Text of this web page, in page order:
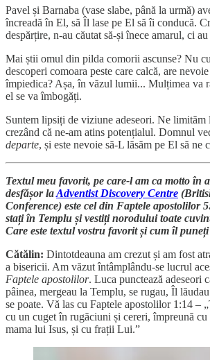
Pavel și Barnaba (vase slabe, până la urmă)
încreadă în El, să Îl lase pe El să îi conducă.
despărțire, n-au căutat să-și înece amarul, ci
Mai știi omul din pilda comorii ascunse? Nu
descoperi comoara peste care calcă, are
împiedica? Așa, în văzul lumii... Mulțimea va
el se va îmbogăți.
Suntem lipsiți de viziune adeseori. Ne limităm
crezând că ne-am atins potențialul. Domnul
departe, și este nevoie să-L lăsăm pe El să ne
Textul meu favorit, pe care-l am ca motto în
desfășor laAdventist Discovery Centre
Conference) este cel din Faptele apostolilor
stați în Templu și vestiți norodului toate
Care este textul vostru favorit și cum îl
Cătălin: Dintotdeauna am crezut și am fost
a bisericii. Am văzut întâmplându-se lucrul
Faptele apostolilor. Luca punctează adeseori
pâinea, mergeau la Templu, se rugau, Îl
se poate. Vă las cu Faptele apostolilor 1:14 –
cu un cuget în rugăciuni și cereri, împreună
mama lui Isus, și cu frații Lui.”